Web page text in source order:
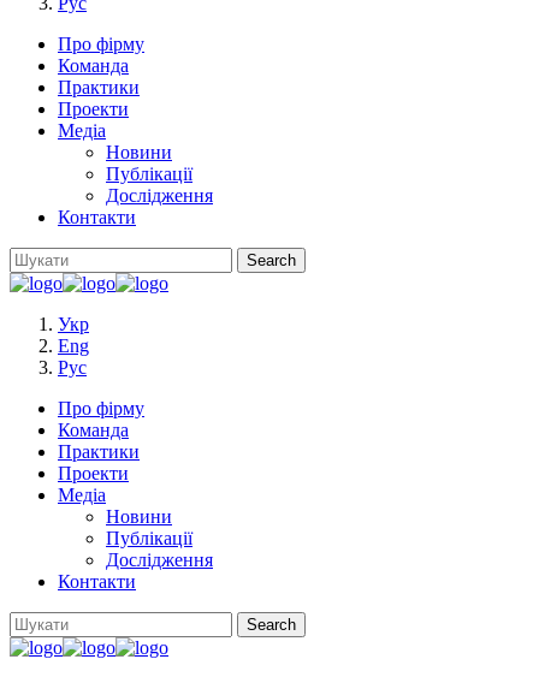
Про фірму
Команда
Практики
Проекти
Медіа
Новини
Публікації
Дослідження
Контакти
Укр
Eng
Рус
Про фірму
Команда
Практики
Проекти
Медіа
Новини
Публікації
Дослідження
Контакти